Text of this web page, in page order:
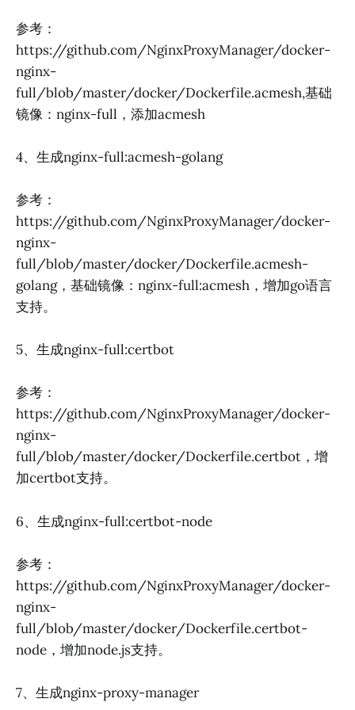
参考：
https://github.com/NginxProxyManager/docker-
nginx-
full/blob/master/docker/Dockerfile.acmesh,基础
镜像：nginx-full，添加acmesh
4、生成nginx-full:acmesh-golang
参考：
https://github.com/NginxProxyManager/docker-
nginx-
full/blob/master/docker/Dockerfile.acmesh-
golang，基础镜像：nginx-full:acmesh，增加go语言
支持。
5、生成nginx-full:certbot
参考：
https://github.com/NginxProxyManager/docker-
nginx-
full/blob/master/docker/Dockerfile.certbot，增
加certbot支持。
6、生成nginx-full:certbot-node
参考：
https://github.com/NginxProxyManager/docker-
nginx-
full/blob/master/docker/Dockerfile.certbot-
node，增加node.js支持。
7、生成nginx-proxy-manager